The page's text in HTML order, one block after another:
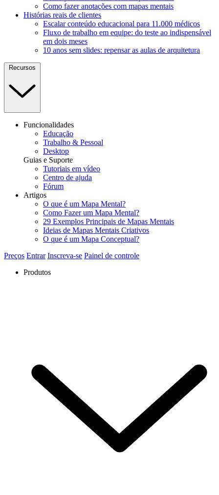
Como fazer anotações com mapas mentais
Histórias reais de clientes
Escalar conteúdo educacional para 11.000 médicos
Fluxo de trabalho em equipe: do teste ao indispensável
em dois meses
10 anos sem slides: repensar as aulas de arquitetura
Recursos
Funcionalidades
Educação
Trabalho & Pessoal
Desktop
Guias e Suporte
Tutoriais em vídeo
Centro de ajuda
Fórum
Artigos
O que é um Mapa Mental?
Como Fazer um Mapa Mental?
29 Exemplos Principais de Mapas Mentais
Ideias de Mapas Mentais Criativos
O que é um Mapa Conceptual?
Preços Entrar Inscreva-se Painel de controle
Produtos